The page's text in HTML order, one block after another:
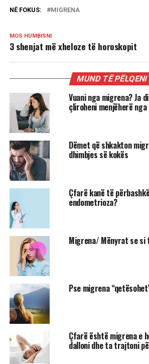
NË FOKUS: MIGRENA
MOS HUMBISNI
3 shenjat më xheloze të horoskopit
MUND TË PËLQENI
Vuani nga migrena? Ja
çliroheni menjëherë nga
Dëmet që shkakton
dhimbjes së kokës
Çfarë kanë të
endometrioza?
Migrena/ Mënyrat se si
Pse migrena
Çfarë është migrena e
dalloni dhe ta trajtoni